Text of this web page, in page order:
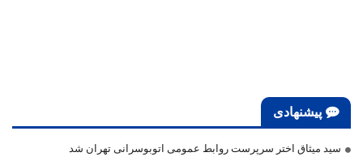
پیشنهادی
سید میثاق اختر سرپرست روابط عمومی اتوبوسرانی تهران شد